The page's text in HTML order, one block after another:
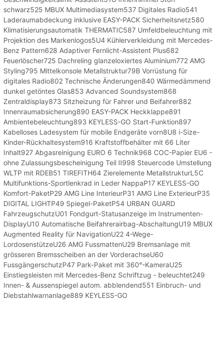
schwarz525 MBUX Multimediasystem537 Digitales Radio541
Laderaumabdeckung inklusive EASY-PACK Sicherheitsnetz580
Klimatisierungsautomatik THERMATIC587 Umfeldbeleuchtung mit
Projektion des Markenlogos5U4 Kühlerverkleidung mit Mercedes-
Benz Pattern628 Adaptiver Fernlicht-Assistent Plus682
Feuerlöscher725 Dachreling glanzeloxiertes Aluminium772 AMG
Styling795 Mittelkonsole Metallstruktur79B Vorrüstung für
digitales Radio802 Technische Änderungen840 Wärmedämmend
dunkel getöntes Glas853 Advanced Soundsystem868
Zentraldisplay873 Sitzheizung für Fahrer und Beifahrer882
Innenraumabsicherung890 EASY-PACK Heckklappe891
Ambientebeleuchtung893 KEYLESS-GO Start-Funktion897
Kabelloses Ladesystem für mobile Endgeräte vorn8U8 i-Size-
Kinder-Rückhaltesystem916 Kraftstoffbehälter mit 66 Liter
Inhalt927 Abgasreinigung EURO 6 Technik968 COC-Papier EU6 -
ohne Zulassungsbescheinigung Teil II998 Steuercode Umstellung
WLTP mit RDEB51 TIREFITH64 Zierelemente MetallstrukturL5C
Multifunktions-Sportlenkrad in Leder NappaP17 KEYLESS-GO
Komfort-PaketP29 AMG Line InterieurP31 AMG Line ExterieurP35
DIGITAL LIGHTP49 Spiegel-PaketP54 URBAN GUARD
FahrzeugschutzU01 Fondgurt-Statusanzeige im Instrumenten-
DisplayU10 Automatische Beifahrerairbag-AbschaltungU19 MBUX
Augmented Reality für NavigationU22 4-Wege-
LordosenstützeU26 AMG FussmattenU29 Bremsanlage mit
grösseren Bremsscheiben an der VorderachseU60
FussgängerschutzP47 Park-Paket mit 360°-KameraU25
Einstiegsleisten mit Mercedes-Benz Schriftzug - beleuchtet249
Innen- & Aussenspiegel autom. abblendend551 Einbruch- und
Diebstahlwarnanlage889 KEYLESS-GO